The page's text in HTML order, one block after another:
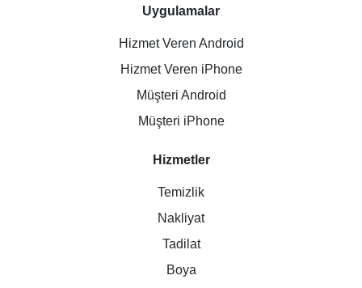
Uygulamalar
Hizmet Veren Android
Hizmet Veren iPhone
Müşteri Android
Müşteri iPhone
Hizmetler
Temizlik
Nakliyat
Tadilat
Boya